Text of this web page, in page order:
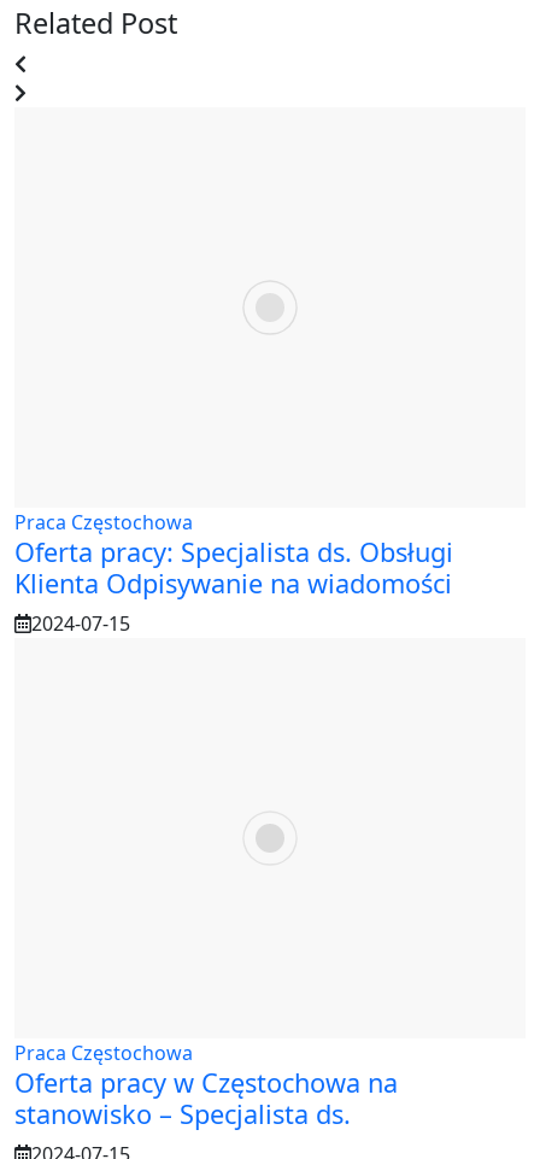
Related Post
Praca Częstochowa
Oferta pracy: Specjalista ds. Obsługi
Klienta Odpisywanie na wiadomości
2024-07-15
Praca Częstochowa
Oferta pracy w Częstochowa na
stanowisko – Specjalista ds.